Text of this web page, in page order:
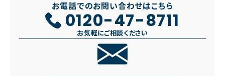
お電話でのお問い合わせはこちら
0120-47-8711
お気軽にご相談ください